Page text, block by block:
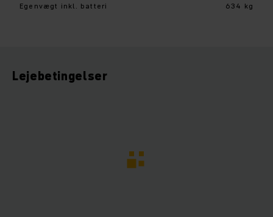
Egenvægt inkl. batteri 634 kg
Lejebetingelser